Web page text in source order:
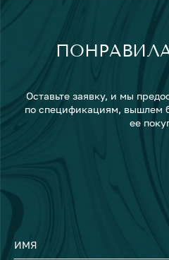
Оставьте заявку, и мы
по спецификациям, вышлем
ее
ИМЯ